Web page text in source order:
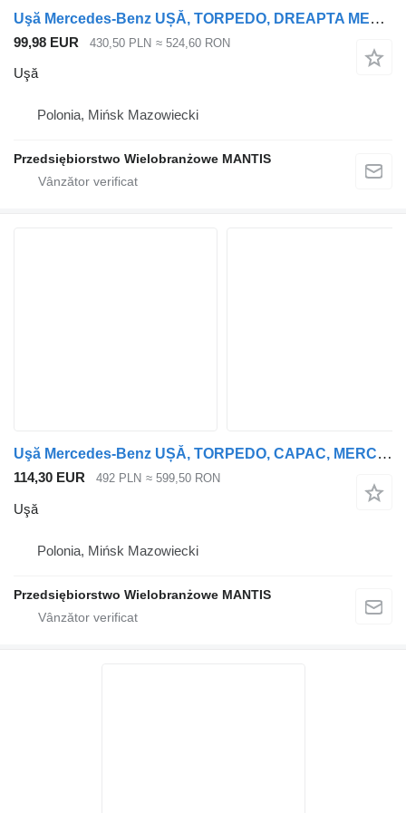
Uşă Mercedes-Benz UȘĂ, TORPEDO, DREAPTA MERCEDES ACTROS MP4 pentru cap tractor
99,98 EUR 430,50 PLN ≈ 524,60 RON
Uşă
Polonia, Mińsk Mazowiecki
Przedsiębiorstwo Wielobranżowe MANTIS
Uşă Mercedes-Benz UȘĂ, TORPEDO, CAPAC, MERCEDES ACTROS MP4, STÂNGA pentru cap tractor
114,30 EUR 492 PLN ≈ 599,50 RON
Uşă
Polonia, Mińsk Mazowiecki
Przedsiębiorstwo Wielobranżowe MANTIS